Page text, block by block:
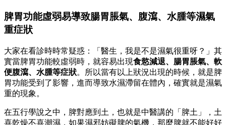
脾胃功能虛弱易導致腸胃脹氣、腹瀉、水腫等濕氣
重症狀
大家在看診時時常疑惑：「醫生，我是不是濕氣很重呀？」其
實當脾胃功能較虛弱時，就容易出現食慾減退、腸胃脹氣、軟
便腹瀉、水腫等症狀。所以當有以上狀況出現的時候，就是脾
胃功能受到了影響，進而導致水濕滯留在體內，確實就是濕氣
重的現象。
在五行學說之中，脾對應到土，也就是中醫講的「脾土」，土
喜乾燥不喜潮濕，如果濕邪妨礙脾的氣機，那麼脾就不能好好